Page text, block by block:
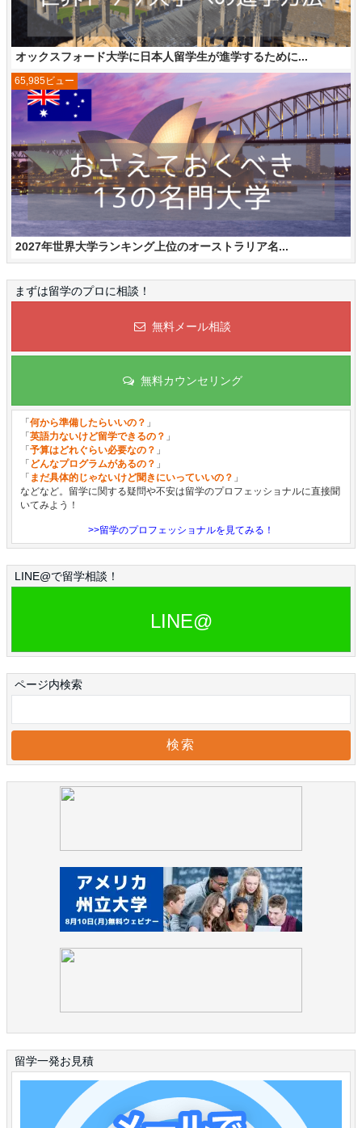
オックスフォード大学に日本人留学生が進学するために...
2027年世界大学ランキング上位のオーストラリア名...
65,985ビュー
まずは留学のプロに相談！
無料メール相談
無料カウンセリング
「何から準備したらいいの？ 」
「英語力ないけど留学できるの？ 」
「予算はどれぐらい必要なの？ 」
「 どんなプログラムがあるの？ 」
「 まだ具体的じゃないけど聞きにいっていいの？ 」
などなど。留学に関する疑問や不安は留学のプロフェッショナルに直接聞
いてみよう！
>>留学のプロフェッショナルを見てみる！
LINE@で留学相談！
LINE@
ページ内検索
留学一発お見積